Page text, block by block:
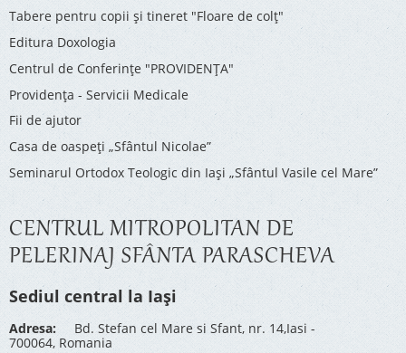
Tabere pentru copii şi tineret "Floare de colţ"
Editura Doxologia
Centrul de Conferinţe "PROVIDENŢA"
Providenţa - Servicii Medicale
Fii de ajutor
Casa de oaspeți „Sfântul Nicolae”
Seminarul Ortodox Teologic din Iași „Sfântul Vasile cel Mare”
CENTRUL MITROPOLITAN DE
PELERINAJ SFÂNTA PARASCHEVA
Sediul central la Iași
Adresa: Bd. Stefan cel Mare si Sfant, nr. 14,Iasi -
700064, Romania